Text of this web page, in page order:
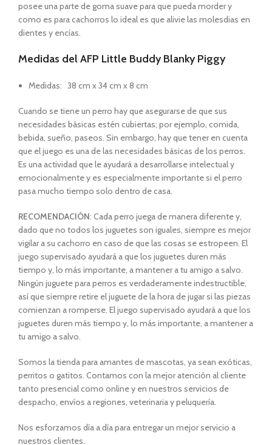
posee una parte de goma suave para que pueda morder y
como es para cachorros lo ideal es que alivie las molesdias en
dientes y encías.
Medidas del AFP Little Buddy Blanky Piggy
Medidas: 38 cm x 34 cm x 8 cm
Cuando se tiene un perro hay que asegurarse de que sus
necesidades básicas estén cubiertas; por ejemplo, comida,
bebida, sueño, paseos. Sin embargo, hay que tener en cuenta
que el juego es una de las necesidades básicas de los perros.
Es una actividad que le ayudará a desarrollarse intelectual y
emocionalmente y es especialmente importante si el perro
pasa mucho tiempo solo dentro de casa.
RECOMENDACIÓN: Cada perro juega de manera diferente y,
dado que no todos los juguetes son iguales, siempre es mejor
vigilar a su cachorro en caso de que las cosas se estropeen. El
juego supervisado ayudará a que los juguetes duren más
tiempo y, lo más importante, a mantener a tu amigo a salvo.
Ningún juguete para perros es verdaderamente indestructible,
así que siempre retire el juguete de la hora de jugar si las piezas
comienzan a romperse. El juego supervisado ayudará a que los
juguetes duren más tiempo y, lo más importante, a mantener a
tu amigo a salvo.
Somos la tienda para amantes de mascotas, ya sean exóticas,
perritos o gatitos. Contamos con la mejor atención al cliente
tanto presencial como online y en nuestros servicios de
despacho, envíos a regiones, veterinaria y peluquería.
Nos esforzamos día a día para entregar un mejor servicio a
nuestros clientes.